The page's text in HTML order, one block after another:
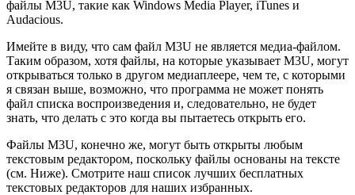
файлы M3U, такие как Windows Media Player, iTunes и
Audacious.
Имейте в виду, что сам файл M3U не является медиа-файлом.
Таким образом, хотя файлы, на которые указывает M3U, могут
открываться только в другом медиаплеере, чем те, с которыми
я связан выше, возможно, что программа не может понять
файл списка воспроизведения и, следовательно, не будет
знать, что делать с это когда вы пытаетесь открыть его.
Файлы M3U, конечно же, могут быть открыты любым
текстовым редактором, поскольку файлы основаны на тексте
(см. Ниже). Смотрите наш список лучших бесплатных
текстовых редакторов для наших избранных.